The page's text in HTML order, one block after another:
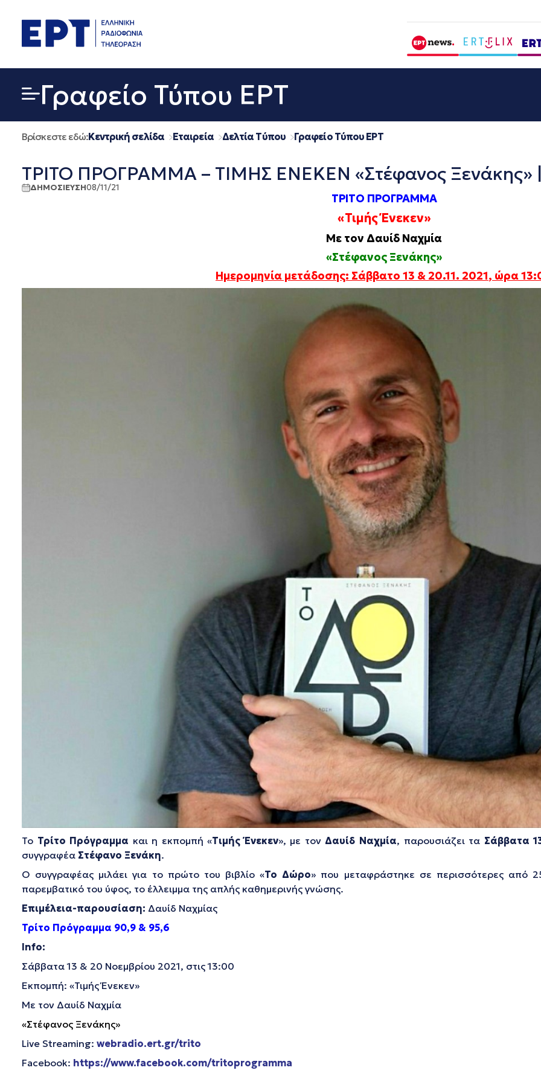
περιεχόμενο
Γραφείο Τύπου ΕΡΤ
Βρίσκεστε εδώ:Κεντρική σελίδα Εταιρεία Δελτία Τύπου Γραφείο Τύπου ΕΡΤ
ΤΡΙΤΟ ΠΡΟΓΡΑΜΜΑ – ΤΙΜΗΣ ΕΝΕΚΕΝ «Στέφανος Ξενάκης» |
ΔΗΜΟΣΙΕΥΣΗ08/11/21
ΤΡΙΤΟ ΠΡΟΓΡΑΜΜΑ
«Τιμής Ένεκεν»
Με τον Δαυίδ Ναχμία
«Στέφανος Ξενάκης»
Ημερομηνία μετάδοσης: Σάββατο 13 & 20.11. 2021, ώρα
Το Τρίτο Πρόγραμμα και η εκπομπή «Τιμής Ένεκεν», με τον Δαυίδ Ναχμία, παρουσιάζει τα Σάββατα
συγγραφέα Στέφανο Ξενάκη.
Ο συγγραφέας μιλάει για το πρώτο του βιβλίο «Το Δώρο» που μεταφράστηκε σε περισσότερες από
παρεμβατικό του ύφος, το έλλειμμα της απλής καθημερινής γνώσης.
Επιμέλεια-παρουσίαση: Δαυίδ Ναχμίας
Τρίτο Πρόγραμμα 90,9 & 95,6
Info:
Σάββατα 13 & 20 Νοεμβρίου 2021, στις 13:00
Εκπομπή: «Τιμής Ένεκεν»
Με τον Δαυίδ Ναχμία
«Στέφανος Ξενάκης»
Live Streaming: webradio.ert.gr/trito
Facebook: https://www.facebook.com/tritoprogramma